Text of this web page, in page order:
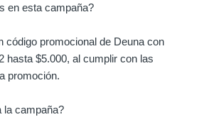
en esta campaña?
código promocional de Deuna con
hasta $5.000, al cumplir con las
promoción.
la campaña?